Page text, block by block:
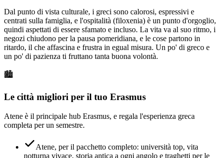
Dal punto di vista culturale, i greci sono calorosi, espressivi e
centrati sulla famiglia, e l'ospitalità (filoxenia) è un punto d'orgoglio,
quindi aspettati di essere sfamato e incluso. La vita va al suo ritmo, i
negozi chiudono per la pausa pomeridiana, e le cose partono in
ritardo, il che affascina e frustra in egual misura. Un po' di greco e
un po' di pazienza ti fruttano tanta buona volontà.
🏙️
Le città migliori per il tuo Erasmus
Atene è il principale hub Erasmus, e regala l'esperienza greca
completa per un semestre.
Atene, per il pacchetto completo: università top, vita
notturna vivace, storia antica a ogni angolo e traghetti per le